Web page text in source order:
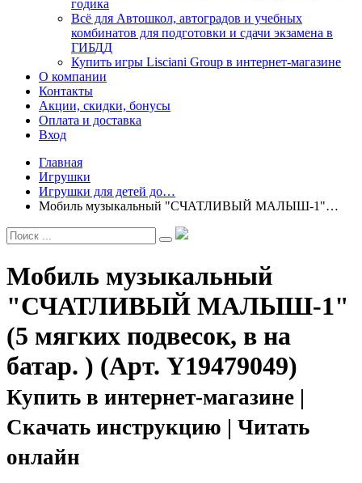
годика
Всё для Автошкол, автоградов и учебных
комбинатов для подготовки и сдачи экзамена в
ГИБДД
Купить игры Lisciani Group в интернет-магазине
О компании
Контакты
Акции, скидки, бонусы
Оплата и доставка
Вход
Главная
Игрушки
Игрушки для детей до…
Мобиль музыкальный "СЧАТЛИВЫЙ МАЛЫШ-1"…
Мобиль музыкальный
"СЧАТЛИВЫЙ МАЛЫШ-1"
(5 мягких подвесок, в на
батар. ) (Арт. Y19479049)
Купить в интернет-магазине |
Скачать инструкцию | Читать
онлайн